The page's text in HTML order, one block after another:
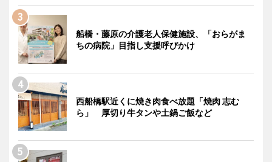
船橋・藤原の介護老人保健施設、「おらがま
ちの病院」目指し支援呼びかけ
西船橋駅近くに焼き肉食べ放題「焼肉 志む
ら」 厚切り牛タンや土鍋ご飯など